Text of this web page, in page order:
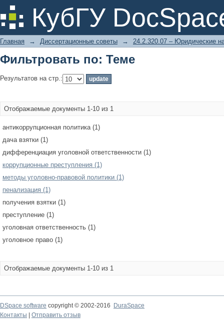
КубГУ
Фильтровать по: Теме
Главная → Диссертационные советы → 24.2.320.07 – Юридические
Фильтровать по: Теме
Результатов на стр.:
Отображаемые документы 1-10 из 1
антикоррупционная политика (1)
дача взятки (1)
дифференциация уголовной ответственности (1)
коррупционные преступления (1)
методы уголовно-правовой политики (1)
пенализация (1)
получения взятки (1)
преступление (1)
уголовная ответственность (1)
уголовное право (1)
Отображаемые документы 1-10 из 1
DSpace software copyright © 2002-2016
DuraSpace
Контакты
Отправить отзыв